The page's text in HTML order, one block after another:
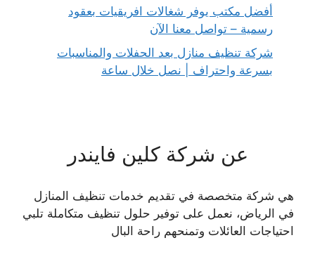
أفضل مكتب يوفر شغالات افريقيات بعقود
رسمية – تواصل معنا الآن
شركة تنظيف منازل بعد الحفلات والمناسبات
بسرعة واحتراف | نصل خلال ساعة
عن شركة كلين فايندر
هي شركة متخصصة في تقديم خدمات تنظيف المنازل
في الرياض، نعمل على توفير حلول تنظيف متكاملة تلبي
احتياجات العائلات وتمنحهم راحة البال